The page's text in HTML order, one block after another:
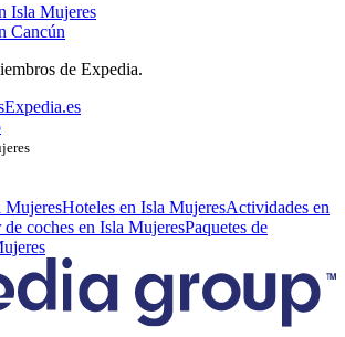
Isla Mujeres
Cancún
de Expedia.
Expedia.es
MujeresHoteles en Isla MujeresActividades en
coches en Isla MujeresPaquetes de